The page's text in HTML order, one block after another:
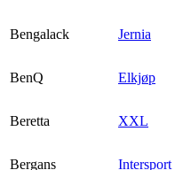
Bengalack Jernia
BenQ
Elkjøp
Beretta XXL
Bergans
Intersport